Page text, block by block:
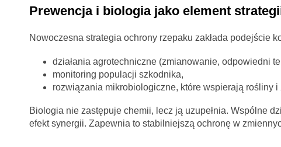
Prewencja i biologia jako element
Nowoczesna strategia ochrony rzepaku zakłada podejście
działania agrotechniczne (zmianowanie, odpowiedni
monitoring populacji szkodnika,
rozwiązania mikrobiologiczne, które wspierają rośliny
Biologia nie zastępuje chemii, lecz ją uzupełnia. Wspólne
efekt synergii. Zapewnia to stabilniejszą ochronę w